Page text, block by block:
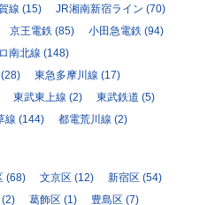
線 (15) JR湘南新宿ライン (70)
京王電鉄 (85) 小田急電鉄 (94)
南北線 (148)
東急多摩川線 (17)
東武東上線 (2) 東武鉄道 (5)
線 (144) 都電荒川線 (2)
(68) 文京区 (12) 新宿区 (54)
(2)
葛飾区 (1) 豊島区 (7)